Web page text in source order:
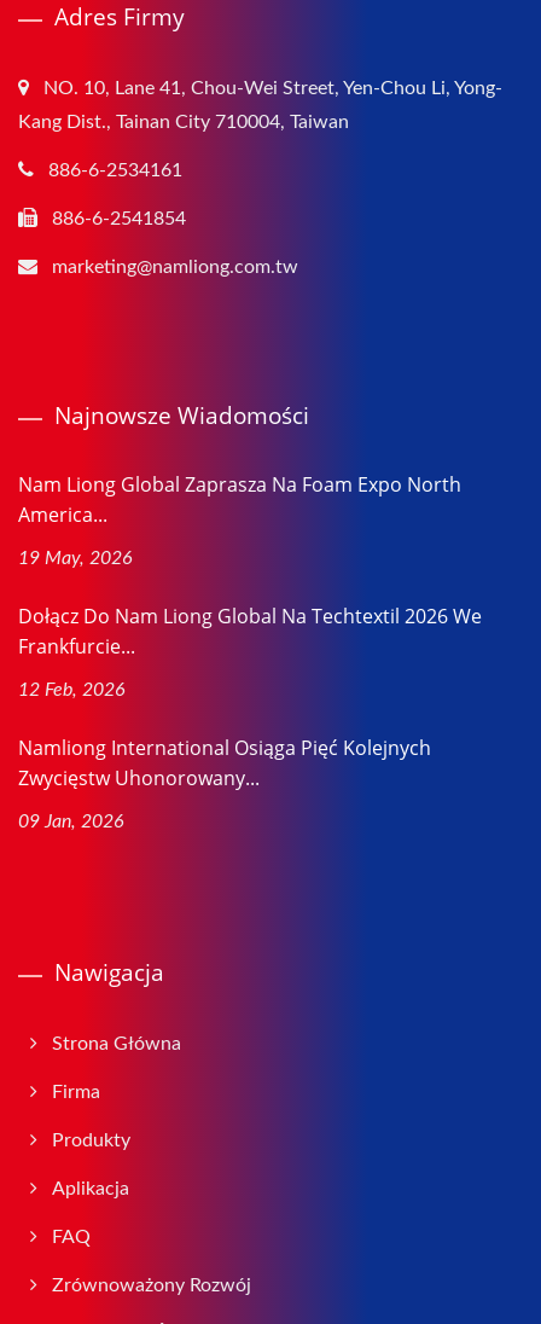
Adres Firmy
NO. 10, Lane 41, Chou-Wei Street, Yen-Chou Li, Yong-
Kang Dist., Tainan City 710004, Taiwan
886-6-2534161
886-6-2541854
marketing@namliong.com.tw
Najnowsze Wiadomości
Nam Liong Global Zaprasza Na Foam Expo North
America...
19 May, 2026
Dołącz Do Nam Liong Global Na Techtextil 2026 We
Frankfurcie...
12 Feb, 2026
Namliong International Osiąga Pięć Kolejnych
Zwycięstw Uhonorowany...
09 Jan, 2026
Nawigacja
Strona Główna
Firma
Produkty
Aplikacja
FAQ
Zrównoważony Rozwój